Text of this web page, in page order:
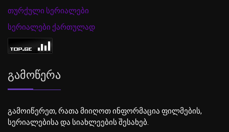
თურქული სერიალები
სერიალები ქართულად
Გამოწერა
გამოიწერეთ, რათა მიიღოთ ინფორმაცია ფილმების,
სერიალებისა და სიახლეების შესახებ.